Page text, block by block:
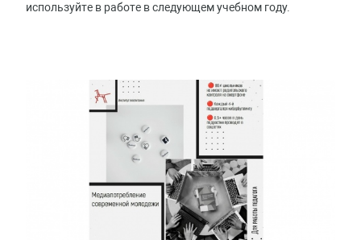
используйте в работе в следующем учебном году.